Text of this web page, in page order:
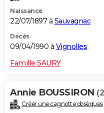
Naissance
22/07/1897 à Sauvagnac
Décès
09/04/1990 à Vignolles
Famille SAURY
Annie BOUSSIRON
Créer une cagnotte obsèques